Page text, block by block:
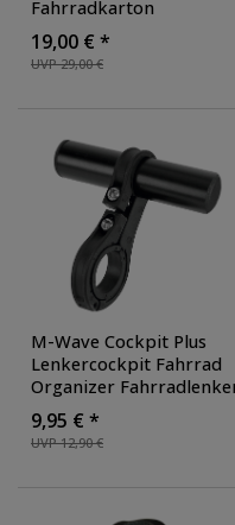
Fahrradkarton
Verpackung
UVP 29,00 €
19,00 € *
M-Wave Cockpit Plus
Lenkercockpit Fahrrad
Organizer
Erweiterung Adapter
Halterung
UVP 12,90 €
9,95 € *